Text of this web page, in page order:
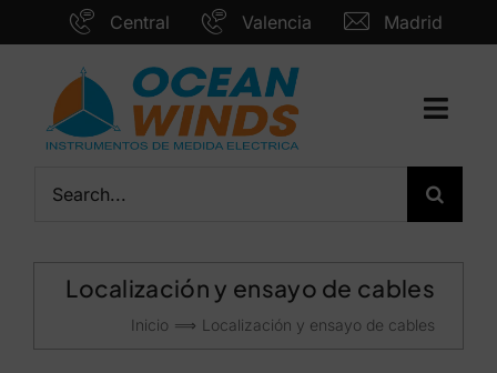
al
contenido
Central Valencia Madrid
Localización y ensayo de cables
Inicio Localización y ensayo de cables